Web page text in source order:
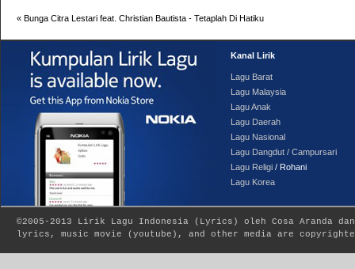
« Bunga Citra Lestari feat. Christian Bautista - Tetaplah Di Hatiku
Kanal Lirik
Lagu Barat
Lagu Malaysia
Lagu Anak
Lagu Daerah
Lagu Nasional
Lagu Dangdut / Campursari
Lagu Religi / Rohani
Lagu Korea
©2005-2013 Lirik Lagu Indonesia ( Lyrics ) oleh Cosa Aranda
lyrics, music movie (youtube), and other media are